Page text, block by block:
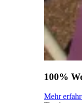
100%
Mehr